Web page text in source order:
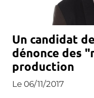
Un candidat
dénonce des
production
Le 06/11/2017